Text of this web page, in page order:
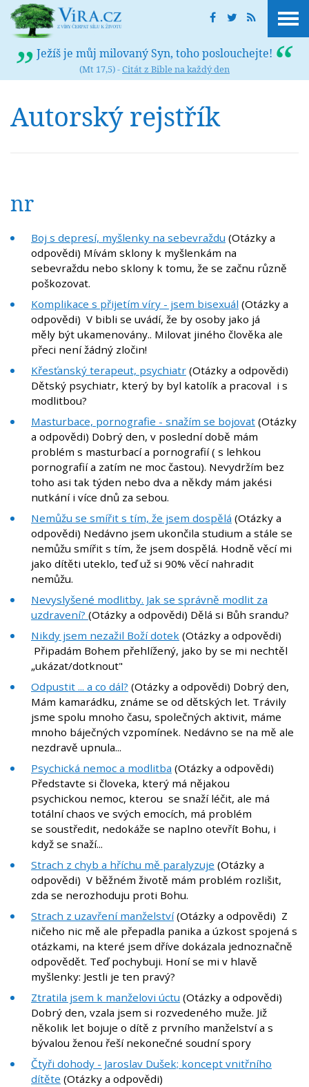
Ježíš je můj milovaný Syn, toho poslouchejte!
(Mt 17,5) -Citát z Bible na každý den
Autorský rejstřík
nr
Boj s depresí, myšlenky na sebevraždu (Otázky a
odpovědi) Mívám sklony k myšlenkám na
sebevraždu nebo sklony k tomu, že se začnu různě
poškozovat.
Komplikace s přijetím víry - jsem bisexuál (Otázky a
odpovědi) V bibli se uvádí, že by osoby jako já
měly být ukamenovány.. Milovat jiného člověka ale
přeci není žádný zločin!
Křesťanský terapeut, psychiatr (Otázky a odpovědi)
Dětský psychiatr, který by byl katolík a pracoval i s
modlitbou?
Masturbace, pornografie - snažím se bojovat (Otázky
a odpovědi) Dobrý den, v poslední době mám
problém s masturbací a pornografií ( s lehkou
pornografií a zatím ne moc častou). Nevydržím bez
toho asi tak týden nebo dva a někdy mám jakési
nutkání i více dnů za sebou.
Nemůžu se smířit s tím, že jsem dospělá (Otázky a
odpovědi) Nedávno jsem ukončila studium a stále se
nemůžu smířit s tím, že jsem dospělá. Hodně věcí mi
jako dítěti uteklo, teď už si 90% věcí nahradit
nemůžu.
Nevyslyšené modlitby. Jak se správně modlit za
uzdravení? (Otázky a odpovědi) Dělá si Bůh srandu?
Nikdy jsem nezažil Boží dotek (Otázky a odpovědi)
Připadám Bohem přehlížený, jako by se mi nechtěl
„ukázat/dotknout"
Odpustit ... a co dál? (Otázky a odpovědi) Dobrý den,
Mám kamarádku, známe se od dětských let. Trávily
jsme spolu mnoho času, společných aktivit, máme
mnoho báječných vzpomínek. Nedávno se na mě ale
nezdravě upnula...
Psychická nemoc a modlitba (Otázky a odpovědi)
Představte si človeka, který má nějakou
psychickou nemoc, kterou se snaží léčit, ale má
totální chaos ve svých emocích, má problém
se soustředit, nedokáže se naplno otevřít Bohu, i
když se snaží...
Strach z chyb a hříchu mě paralyzuje (Otázky a
odpovědi) V běžném životě mám problém rozlišit,
zda se nerozhoduju proti Bohu.
Strach z uzavření manželství(Otázky a odpovědi) Z
ničeho nic mě ale přepadla panika a úzkost spojená s
otázkami, na které jsem dříve dokázala jednoznačně
odpovědět. Teď pochybuji. Honí se mi v hlavě
myšlenky: Jestli je ten pravý?
Ztratila jsem k manželovi úctu (Otázky a odpovědi)
Dobrý den, vzala jsem si rozvedeného muže. Již
několik let bojuje o dítě z prvního manželství a s
bývalou ženou řeší nekonečné soudní spory
Čtyři dohody - Jaroslav Dušek; koncept vnitřního
dítěte (Otázky a odpovědi)